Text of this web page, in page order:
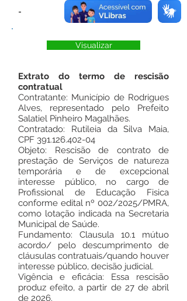
-
Visualizar
Extrato do termo de rescisão
contratual
Contratante: Município de Rodrigues
Alves, representado pelo Prefeito
Salatiel Pinheiro Magalhães.
Contratado: Rutileia da Silva Maia,
CPF 391.126.402-04
Objeto: Rescisão de contrato de
prestação de Serviços de natureza
temporária e de excepcional
interesse público, no cargo de
Profissional de Educação Fisica
conforme edital nº 002/2025/PMRA,
como lotação indicada na Secretaria
Municipal de Saúde.
Fundamento: Clausula 10.1 mútuo
acordo/ pelo descumprimento de
cláusulas contratuais/quando houver
interesse público, decisão judicial.
Vigência e eficácia: Essa rescisão
produz efeito, a partir de 27 de abril
de 2026.